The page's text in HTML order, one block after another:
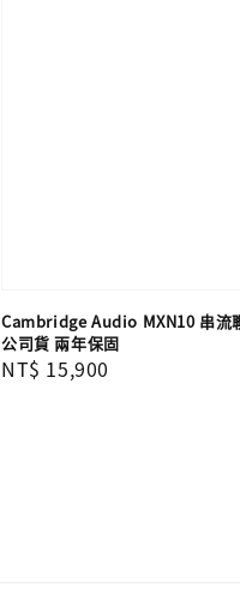
Cambridge Audio MXN10 串流
公司貨 兩年保固
Regular
NT$ 15,900